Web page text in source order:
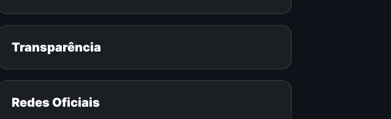
Transparência
Redes Oficiais